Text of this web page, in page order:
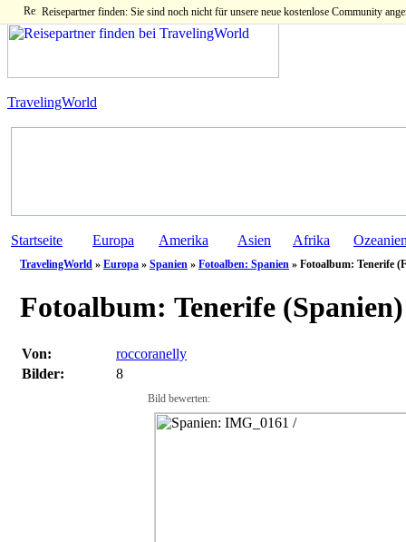
Reisepartner finden: Sie sind noch nicht für unsere neue kostenlose Community
TravelingWorld
Startseite Europa Amerika Asien Afrika
TravelingWorld » Europa » Spanien » Fotoalben: Spanien » Fotoalbum: Tenerife
Fotoalbum: Tenerife (Spanien)
Von:
roccoranelly
Bilder:
8
Bild bewerten: